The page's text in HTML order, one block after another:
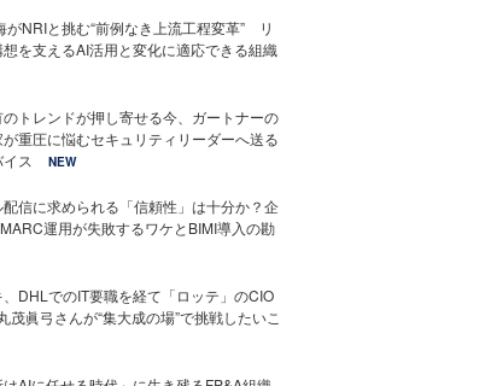
がNRIと挑む“前例なき上流工程変革” リ
想を支えるAI活用と変化に適応できる組織
トレンドが押し寄せる今、ガートナーの
重圧に悩むセキュリティリーダーへ送る
ス
NEW
配信に求められる「信頼性」は十分か？企
運用が失敗するワケとBIMI導入の勘
DHLでのIT要職を経て「ロッテ」のCIO
茂眞弓さんが“集大成の場”で挑戦したいこ